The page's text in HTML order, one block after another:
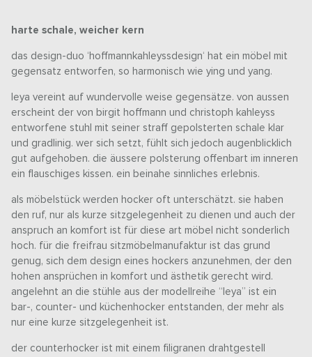
harte schale, weicher kern
das design-duo ‘hoffmannkahleyssdesign‘ hat ein möbel mit
gegensatz entworfen, so harmonisch wie ying und yang.
leya vereint auf wundervolle weise gegensätze. von aussen
erscheint der von birgit hoffmann und christoph kahleyss
entworfene stuhl mit seiner straff gepolsterten schale klar
und gradlinig. wer sich setzt, fühlt sich jedoch augenblicklich
gut aufgehoben. die äussere polsterung offenbart im inneren
ein flauschiges kissen. ein beinahe sinnliches erlebnis.
als möbelstück werden hocker oft unterschätzt. sie haben
den ruf, nur als kurze sitzgelegenheit zu dienen und auch der
anspruch an komfort ist für diese art möbel nicht sonderlich
hoch. für die freifrau sitzmöbelmanufaktur ist das grund
genug, sich dem design eines hockers anzunehmen, der den
hohen ansprüchen in komfort und ästhetik gerecht wird.
angelehnt an die stühle aus der modellreihe “leya” ist ein
bar-, counter- und küchenhocker entstanden, der mehr als
nur eine kurze sitzgelegenheit ist.
der counterhocker ist mit einem filigranen drahtgestell